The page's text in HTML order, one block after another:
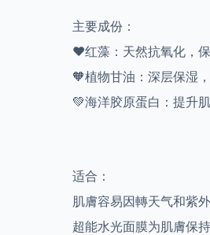
主要成份：
❤️红藻：天然抗氧化，保
🧡植物甘油：深层保湿，
💚海洋胶原蛋白：提升
适合：
肌膚容易因轉天气和紫
超能水光面膜为肌膚保